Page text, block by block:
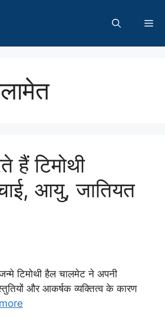
हैं टिमोथी
आयु, जातियत
टिमोथी हैल चालमेट ने अपनी
और आकर्षक व्यक्तित्व के कारण